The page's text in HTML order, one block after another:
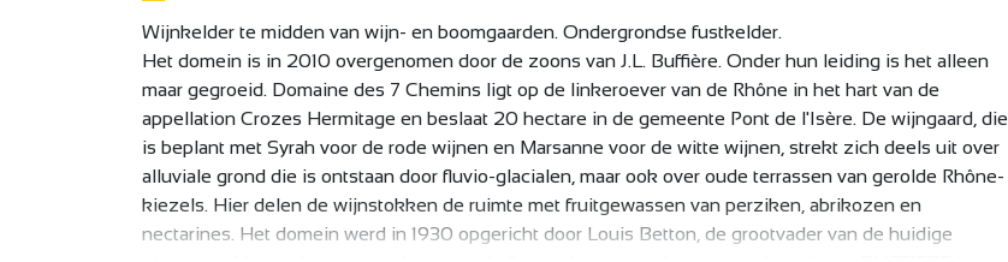
Wijnkelder te midden van wijn- en boomgaarden. Ondergrondse fustkelder.
Het domein is in 2010 overgenomen door de zoons van J.L. Buffière. Onder hun leiding is het alleen
maar gegroeid. Domaine des 7 Chemins ligt op de linkeroever van de Rhône in het hart van de
appellation Crozes Hermitage en beslaat 20 hectare in de gemeente Pont de l'Isère. De wijngaard, die
is beplant met Syrah voor de rode wijnen en Marsanne voor de witte wijnen, strekt zich deels uit over
alluviale grond die is ontstaan door fluvio-glacialen, maar ook over oude terrassen van gerolde Rhône-
kiezels. Hier delen de wijnstokken de ruimte met fruitgewassen van perziken, abrikozen en
nectarines. Het domein werd in 1930 opgericht door Louis Betton, de grootvader van de huidige